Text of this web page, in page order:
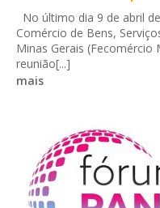
No último dia 9 de abril
Comércio de Bens,
Minas Gerais (Fecomércio
reunião[...]
mais